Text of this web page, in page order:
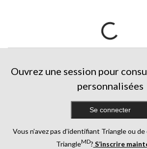
Ouvrez une session pour
personnalisées
Se connecter
Vous n’avez pas d’identifiant Triangle ou
TriangleMD? S’inscrire